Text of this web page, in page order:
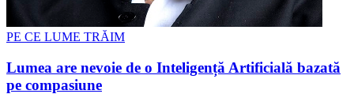
PE CE LUME TRĂIM
Lumea are nevoie de o Inteligență Artificială bazată
pe compasiune